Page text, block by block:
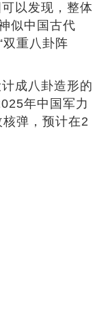
以发现，整体
似中国古代
双重八卦阵
成八卦造形的
年中国军力
弹，预计在2